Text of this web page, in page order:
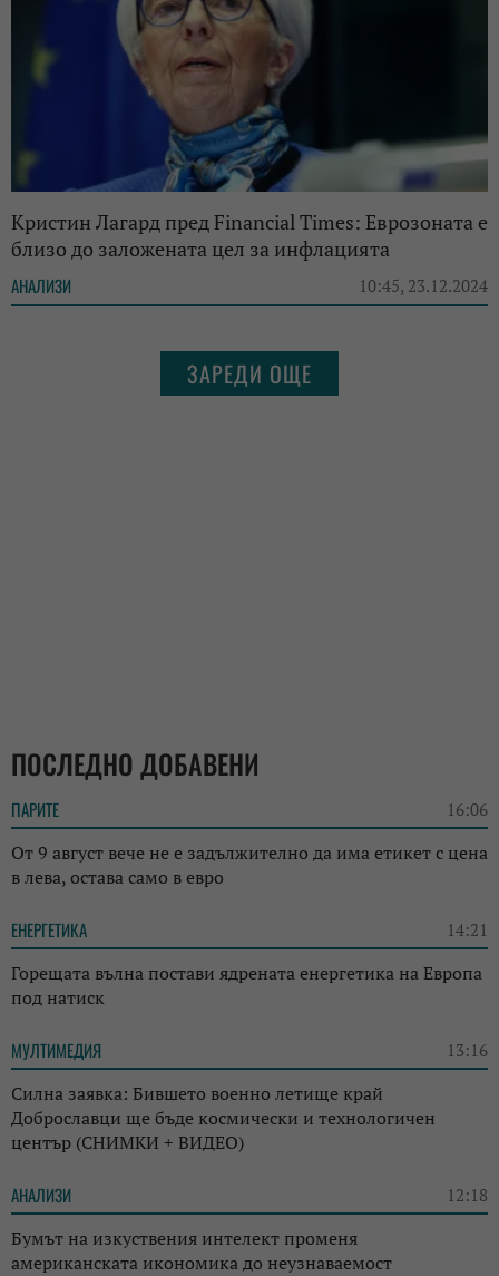
Кристин Лагард пред Financial Times: Еврозоната е
близо до заложената цел за инфлацията
АНАЛИЗИ 10:45, 23.12.2024
ЗАРЕДИ ОЩЕ
ПОСЛЕДНО ДОБАВЕНИ
ПАРИТЕ 16:06
От 9 август вече не е задължително да има етикет с цена
в лева, остава само в евро
ЕНЕРГЕТИКА 14:21
Горещата вълна постави ядрената енергетика на Европа
под натиск
МУЛТИМЕДИЯ 13:16
Силна заявка: Бившето военно летище край
Доброславци ще бъде космически и технологичен
център (СНИМКИ + ВИДЕО)
АНАЛИЗИ 12:18
Бумът на изкуствения интелект променя
американската икономика до неузнаваемост